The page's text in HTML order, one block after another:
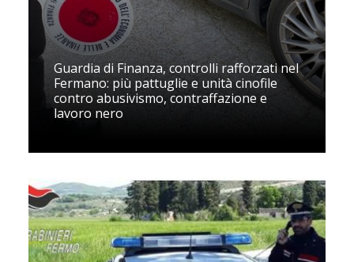
Guardia di Finanza, controlli rafforzati nel
Fermano: più pattuglie e unità cinofile
contro abusivismo, contraffazione e
lavoro nero